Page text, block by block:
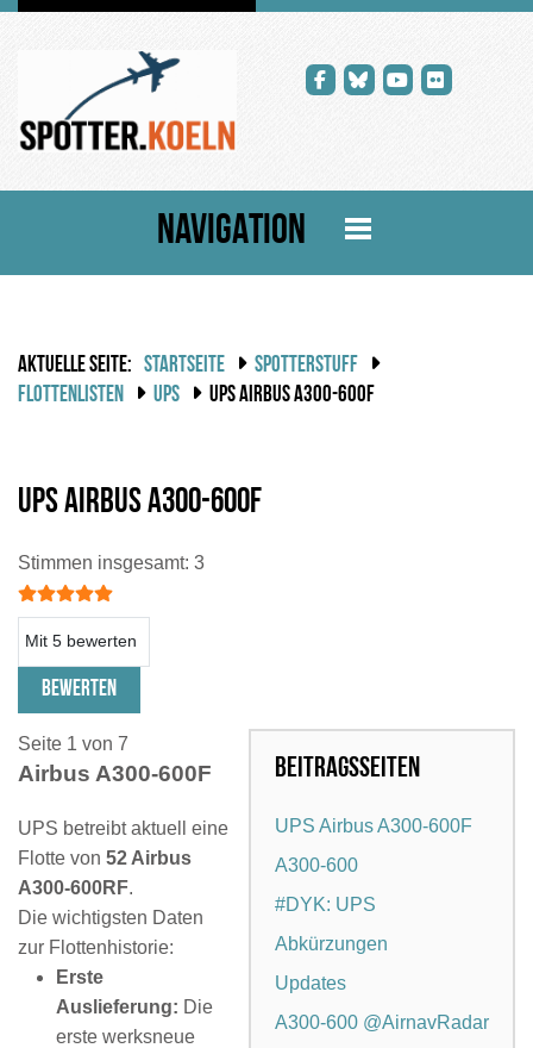
NAVIGATION
AKTUELLE SEITE: STARTSEITE
SPOTTERSTUFF
FLOTTENLISTEN
UPS UPS AIRBUS A300-600F
UPS Airbus A300-600F
Bewertung:5/5
Stimmen insgesamt: 3
Bitte bewerten
Beitragsseiten
UPS Airbus A300-600F
A300-600
#DYK: UPS
Abkürzungen
Updates
A300-600 @AirnavRadar
Seite 1 von 7
Airbus A300-600F
UPS betreibt aktuell eine
Flotte von 52 Airbus
A300-600RF.
Die wichtigsten Daten
zur Flottenhistorie:
Erste
Auslieferung: Die
erste werksneue